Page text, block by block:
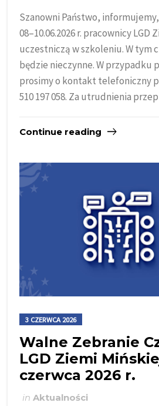
Szanowni Państwo,
08–10.06.2026 r. pracownicy LGD
uczestniczą w szkoleniu. W tym
będzie nieczynne. W przypadku
prosimy o kontakt telefoniczny
510 197 058. Za utrudnienia
Continue reading
3 CZERWCA 2026
Walne Zebranie
LGD Ziemi
czerwca 2026 r.
inAktualności